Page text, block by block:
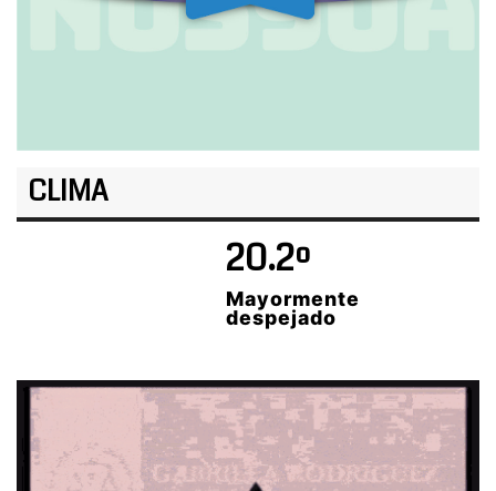
CLIMA
20.2º
Mayormente
despejado